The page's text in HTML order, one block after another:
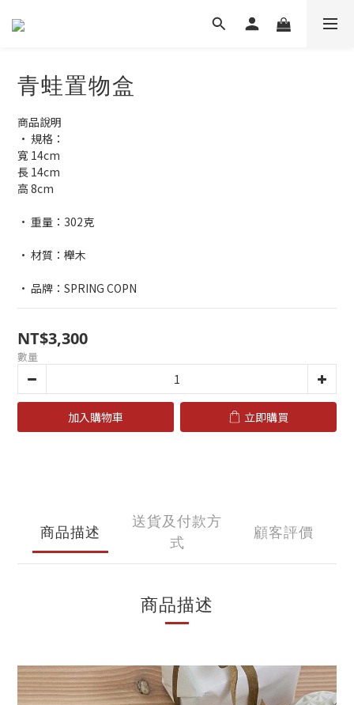
青蛙置物盒
商品說明
• 規格：
寬 14cm
長 14cm
高 8cm
• 重量：302克
• 材質：櫸木
• 品牌：SPRING COPN
NT$3,300
數量
加入購物車 立即購買
商品描述
送貨及付款方
式
顧客評價
商品描述